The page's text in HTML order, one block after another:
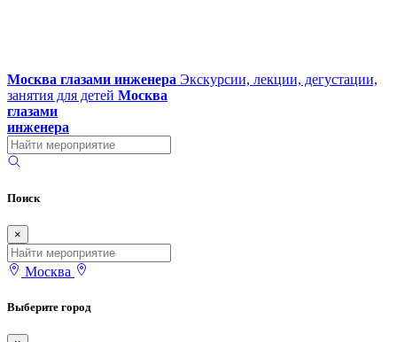
Москва глазами инженера Экскурсии, лекции, дегустации,
занятия для детей Москва
глазами
инженера
Поиск
×
Москва
Выберите город